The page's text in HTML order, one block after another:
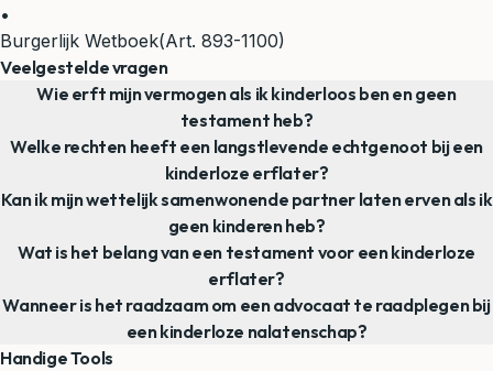
•
Burgerlijk Wetboek(Art. 893-1100)
Veelgestelde vragen
Wie erft mijn vermogen als ik kinderloos ben en geen
testament heb?
Welke rechten heeft een langstlevende echtgenoot bij een
kinderloze erflater?
Kan ik mijn wettelijk samenwonende partner laten erven als ik
geen kinderen heb?
Wat is het belang van een testament voor een kinderloze
erflater?
Wanneer is het raadzaam om een advocaat te raadplegen bij
een kinderloze nalatenschap?
Handige Tools